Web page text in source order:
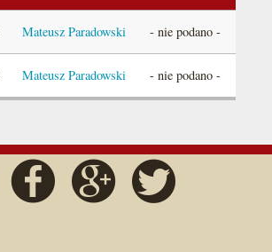
Mateusz Paradowski - nie podano -
Mateusz Paradowski - nie podano -
Szukaj Facebook Google